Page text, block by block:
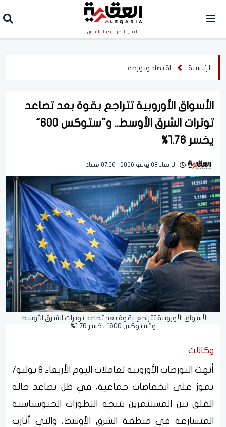
رئيس التحرير صفاء لويس
الرئيسية اقتصاد وبورصة
الأسواق الأوروبية تتراجع بقوة بعد تصاعد
توترات الشرق الأوسط.. و"ستوكس 600"
يخسر 1.76%
الاربعاء 08 يوليو 2026 | 07:26 مساءً
الأسواق الأوروبية تتراجع بقوة بعد تصاعد توترات الشرق الأوسط..
و"ستوكس 600" يخسر 1.76%
وكالات
أنهت البورصات الأوروبية تعاملات اليوم الأربعاء 8 يوليو/
تموز على انخفاضات جماعية، في ظل تصاعد حالة
القلق بين المستثمرين نتيجة التطورات الجيوسياسية
المتسارعة في منطقة الشرق الأوسط، والتي أثارت